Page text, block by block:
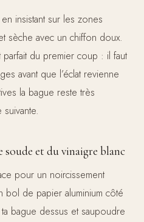
insistant sur les zones
sèche avec un chiffon doux.
parfait du premier coup : il faut
avant que l’éclat revienne
la bague reste très
soude et du vinaigre blanc
pour un noircissement
bol de papier aluminium côté
bague dessus et saupoudre